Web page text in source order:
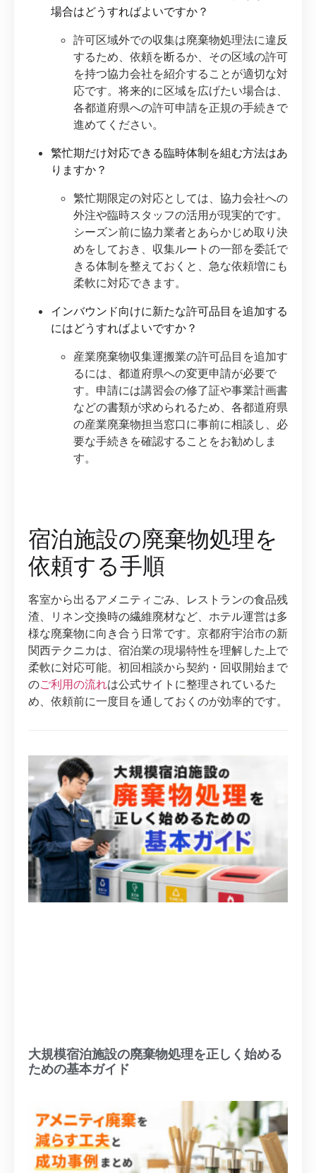
場合はどうすればよいですか？
許可区域外での収集は廃棄物処理法に違反
するため、依頼を断るか、その区域の許可
を持つ協力会社を紹介することが適切な対
応です。将来的に区域を広げたい場合は、
各都道府県への許可申請を正規の手続きで
進めてください。
繁忙期だけ対応できる臨時体制を組む方法はあ
りますか？
繁忙期限定の対応としては、協力会社への
外注や臨時スタッフの活用が現実的です。
シーズン前に協力業者とあらかじめ取り決
めをしておき、収集ルートの一部を委託で
きる体制を整えておくと、急な依頼増にも
柔軟に対応できます。
インバウンド向けに新たな許可品目を追加する
にはどうすればよいですか？
産業廃棄物収集運搬業の許可品目を追加す
るには、都道府県への変更申請が必要で
す。申請には講習会の修了証や事業計画書
などの書類が求められるため、各都道府県
の産業廃棄物担当窓口に事前に相談し、必
要な手続きを確認することをお勧めしま
す。
宿泊施設の廃棄物処理を
依頼する手順
客室から出るアメニティごみ、レストランの食品残
渣、リネン交換時の繊維廃材など、ホテル運営は多
様な廃棄物に向き合う日常です。京都府宇治市の新
関西テクニカは、宿泊業の現場特性を理解した上で
柔軟に対応可能。初回相談から契約・回収開始まで
のご利用の流れは公式サイトに整理されているた
め、依頼前に一度目を通しておくのが効率的です。
大規模宿泊施設の廃棄物処理を正しく始める
ための基本ガイド